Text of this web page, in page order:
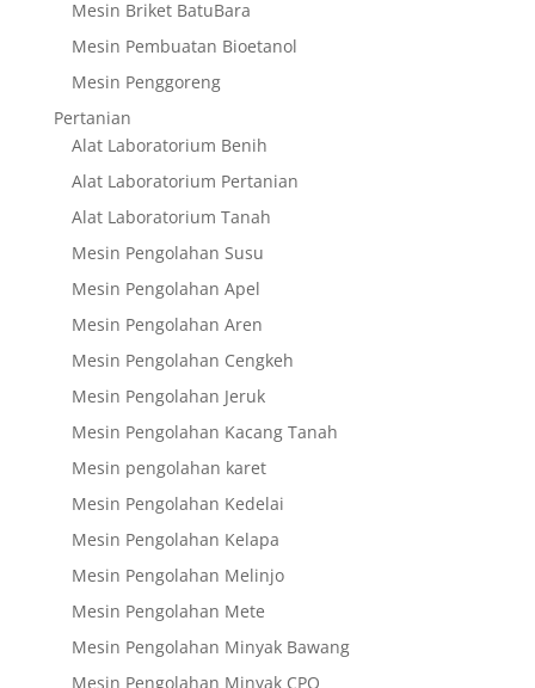
Mesin Briket BatuBara
Mesin Pembuatan Bioetanol
Mesin Penggoreng
Pertanian
Alat Laboratorium Benih
Alat Laboratorium Pertanian
Alat Laboratorium Tanah
Mesin Pengolahan Susu
Mesin Pengolahan Apel
Mesin Pengolahan Aren
Mesin Pengolahan Cengkeh
Mesin Pengolahan Jeruk
Mesin Pengolahan Kacang Tanah
Mesin pengolahan karet
Mesin Pengolahan Kedelai
Mesin Pengolahan Kelapa
Mesin Pengolahan Melinjo
Mesin Pengolahan Mete
Mesin Pengolahan Minyak Bawang
Mesin Pengolahan Minyak CPO